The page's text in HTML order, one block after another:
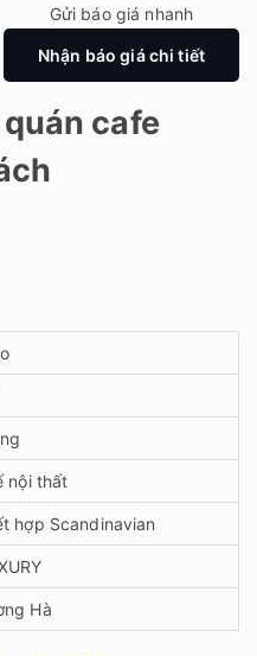
cafe
nội thất
hợp Scandinavian
Hà
Gửi báo giá nhanh
Nhận báo giá chi tiết